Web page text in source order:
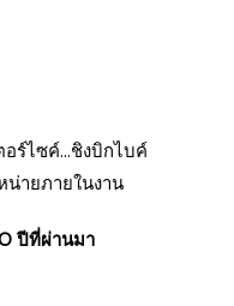
อร์ไซค์…ชิงบิกไบค์
น่ายภายในงาน
ปีที่ผ่านมา